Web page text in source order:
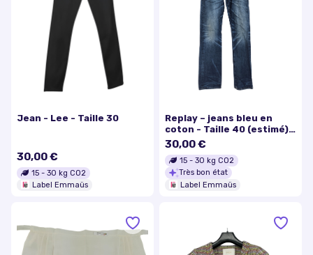
Jean - Lee - Taille 30
30,00 €
15 - 30 kg CO2
Label Emmaüs
Replay – jeans bleu en
coton - Taille 40 (estimé)
Longueur= 105 cm
30,00 €
15 - 30 kg CO2
Très bon état
Label Emmaüs